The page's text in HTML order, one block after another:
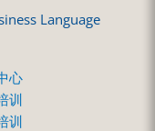
Language
心
训
训